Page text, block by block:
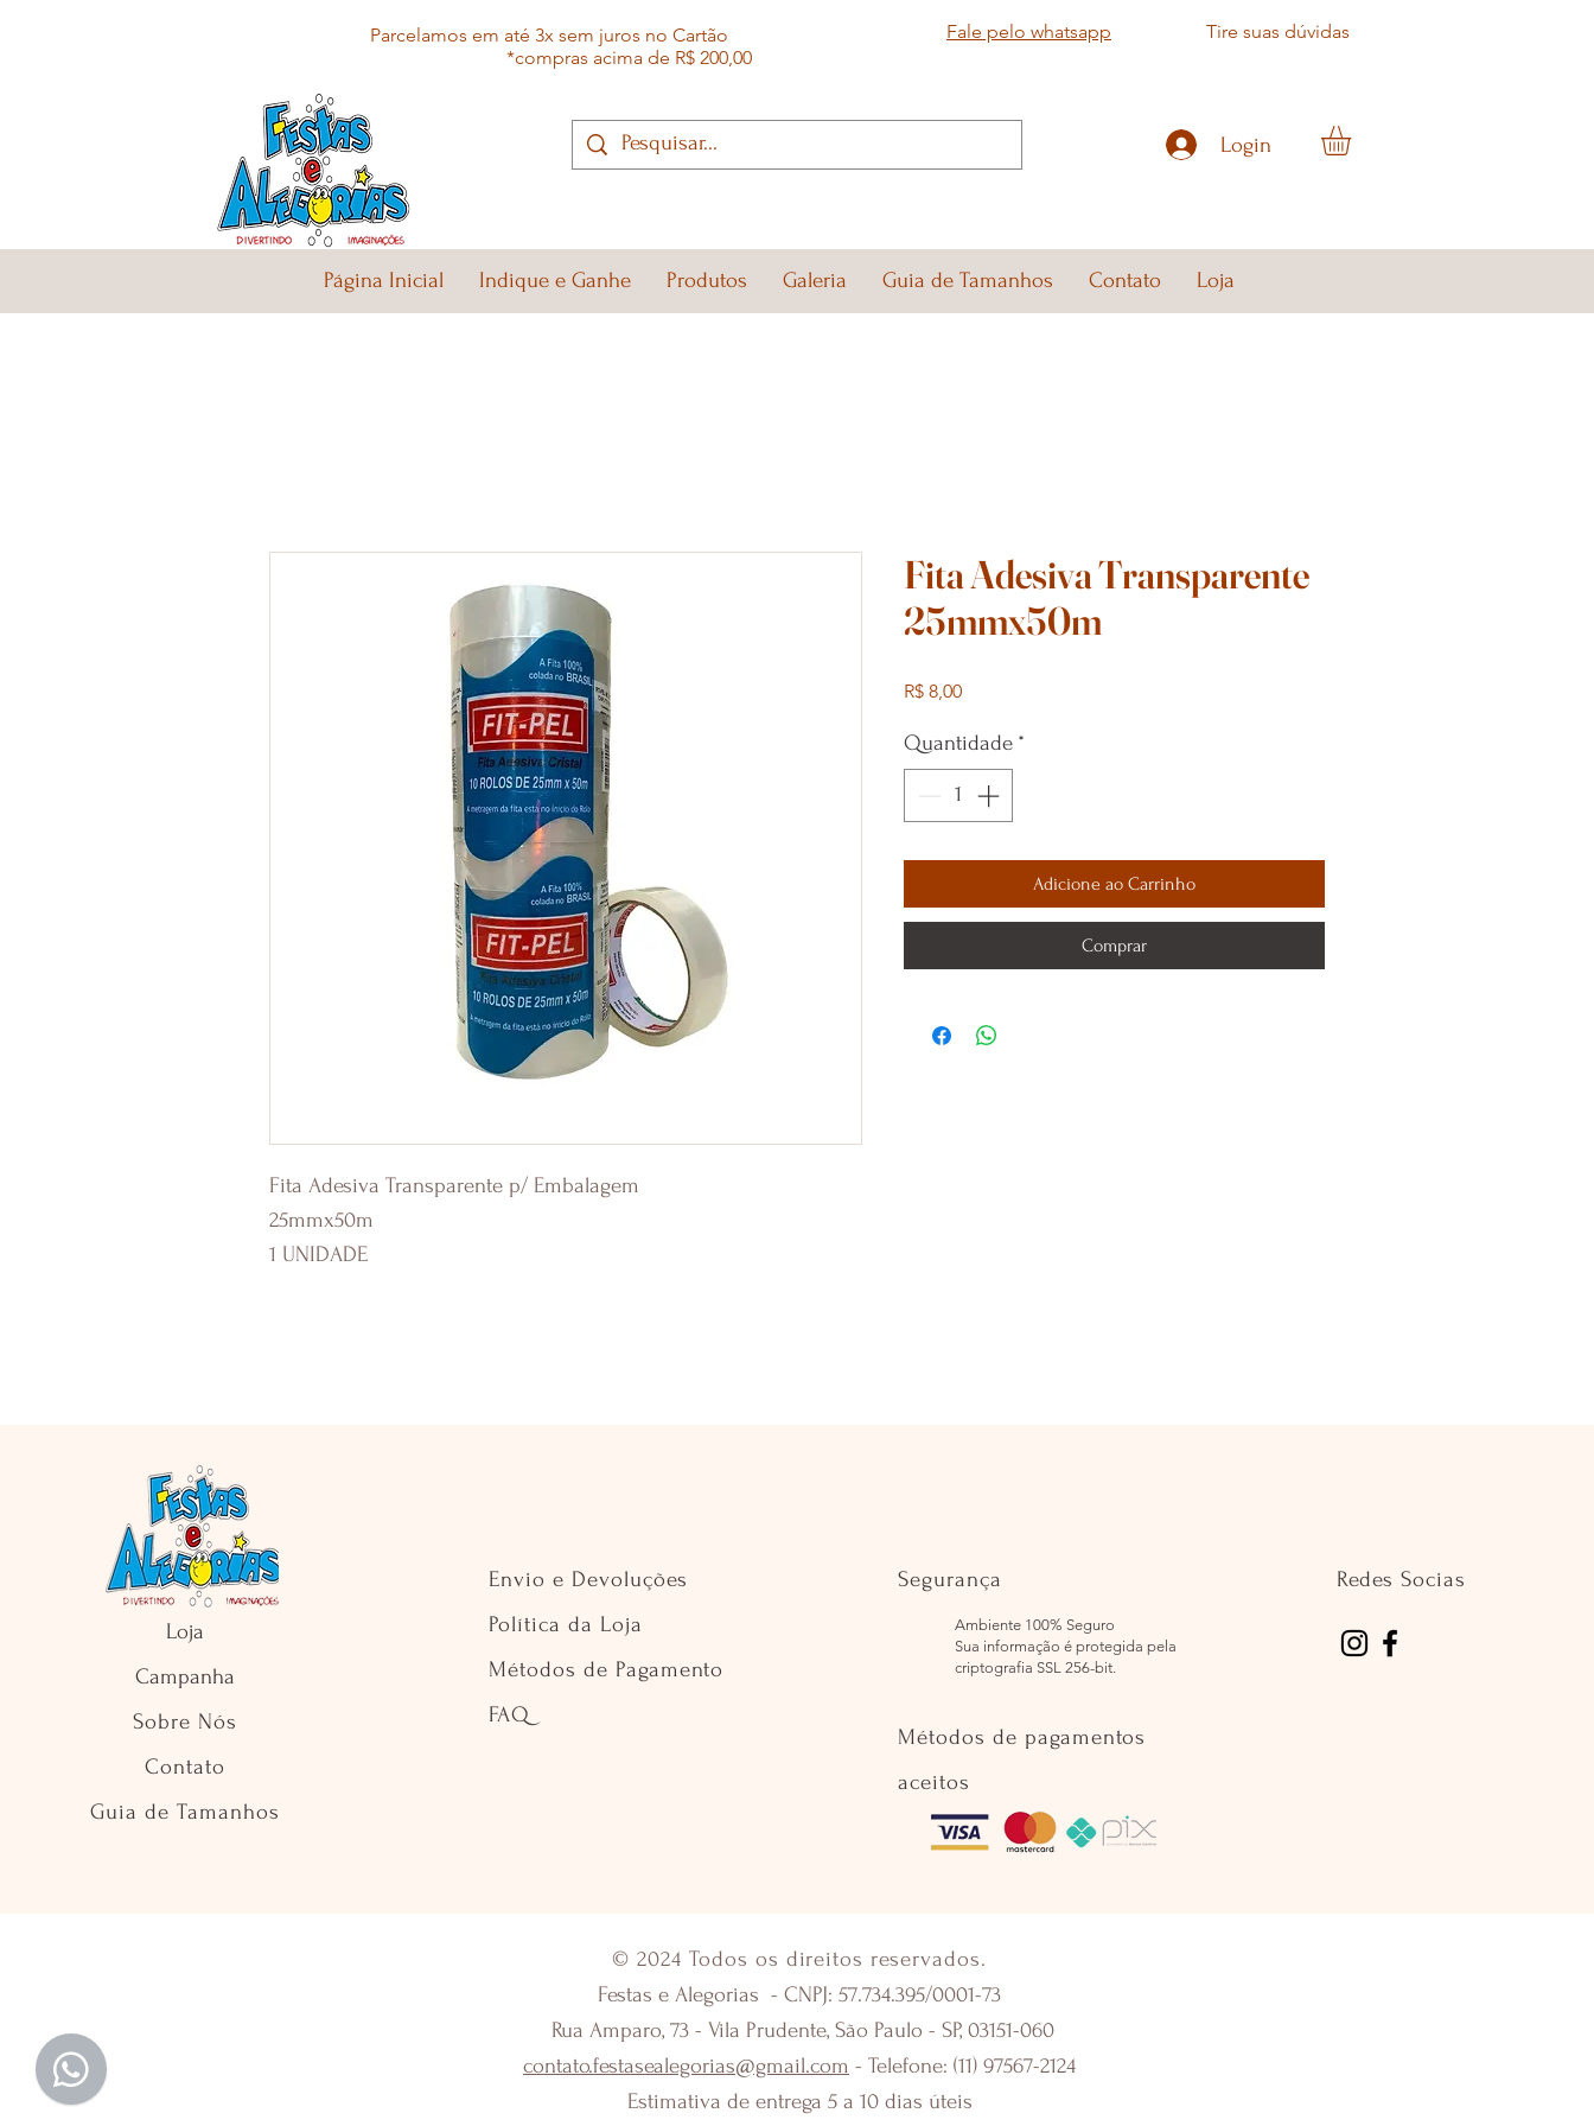
Parcelamos em até 3x sem juros no Cartão Fale pelo whatsapp
Tire suas dúvidas
*compras acima de R$ 200,00
Login
Página Inicial Indique e Ganhe Produtos Galeria Guia de Tamanhos Contato Loja
Fita Adesiva Transparente p/ Embalagem
25mmx50m
1 UNIDADE
Fita Adesiva Transparente
25mmx50m
R$ 8,00Preço
Quantidade *
Adicione ao Carrinho
Comprar
Loja
Campanha
Sobre Nós
Contato
Guia de Tamanhos
Envio e Devoluções
Política da Loja
Métodos de Pagamento
FAQ
Segurança
Ambiente 100% Seguro
Sua informação é protegida pela
criptografia SSL 256-bit.
Métodos de pagamentos
aceitos
Redes Socias
© 2024 Todos os direitos reservados.
Festas e Alegorias - CNPJ: 57.734.395/0001-73
Rua Amparo, 73 - Vila Prudente, São Paulo - SP, 03151-060
contato.festasealegorias@gmail.com - Telefone: (11) 97567-2124
Estimativa de entrega 5 a 10 dias úteis